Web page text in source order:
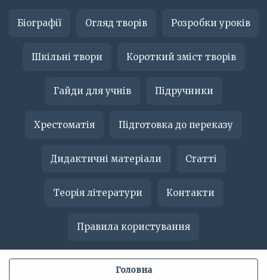
Біографії Огляд творів Розробки уроків
Шкільні твори Короткий зміст творів
Гайди для учнів Підручники
Хрестоматія Підготовка до переказу
Дидактичні матеріали Статті
Теорія літератури Контакти
Правила користування
Головна